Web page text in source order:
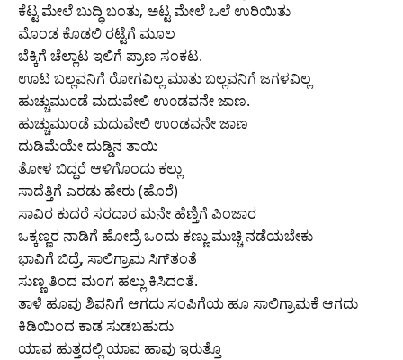
ಕೆಟ್ಟ ಮೇಲೆ ಬುದ್ಧಿ ಬಂತು, ಅಟ್ಟ ಮೇಲೆ ಒಲೆ ಉರಿಯಿತು
ಮೊಂಡ ಕೊಡಲಿ ರಟ್ಟೆಗೆ ಮೂಲ
ಬೆಕ್ಕಿಗೆ ಚೆಲ್ಲಾಟ ಇಲಿಗೆ ಪ್ರಾಣ ಸಂಕಟ.
ಊಟ ಬಲ್ಲವನಿಗೆ ರೋಗವಿಲ್ಲ ಮಾತು ಬಲ್ಲವನಿಗೆ ಜಗಳವಿಲ್ಲ
ಹುಚ್ಚುಮು೦ಡೆ ಮದುವೇಲಿ ಉ೦ಡವನೇ ಜಾಣ.
ಹುಚ್ಚುಮುಂಡೆ ಮದುವೇಲಿ ಉಂಡವನೇ ಜಾಣ
ದುಡಿಮೆಯೇ ದುಡ್ಡಿನ ತಾಯಿ
ತೋಳ ಬಿದ್ದರೆ ಆಳಿಗೊಂದು ಕಲ್ಲು
ಸಾದೆತ್ತಿಗೆ ಎರಡು ಹೇರು (ಹೊರೆ)
ಸಾವಿರ ಕುದರೆ ಸರದಾರ ಮನೇ ಹೆಣ್ತಿಗೆ ಪಿಂಜಾರ
ಒಕ್ಕಣ್ಣರ ನಾಡಿಗೆ ಹೋದ್ರೆ ಒಂದು ಕಣ್ಣು ಮುಚ್ಚಿ ನಡೆಯಬೇಕು
ಭಾವಿಗೆ ಬಿದ್ರೆ, ಸಾಲಿಗ್ರಾಮ ಸಿಗ್‌ತಂತೆ
ಸುಣ್ಣ ತಿಂದ ಮಂಗ ಹಲ್ಲು ಕಿಸಿದಂತೆ.
ತಾಳೆ ಹೂವು ಶಿವನಿಗೆ ಆಗದು ಸಂಪಿಗೆಯ ಹೂ ಸಾಲಿಗ್ರಾಮಕೆ ಆಗದು
ಕಿಡಿಯಿಂದ ಕಾಡ ಸುಡಬಹುದು
ಯಾವ ಹುತ್ತದಲ್ಲಿ ಯಾವ ಹಾವು ಇರುತ್ತೊ